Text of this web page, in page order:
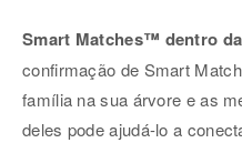
Smart Matches™ dentro
confirmação de Smart
família na sua árvore e as
deles pode ajudá-lo a